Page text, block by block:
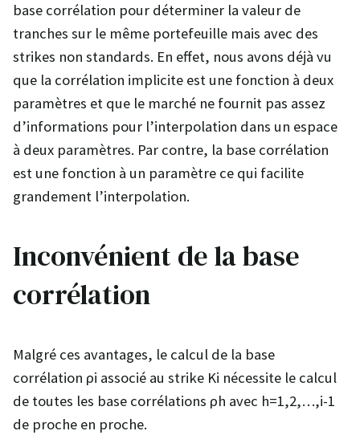
base corrélation pour déterminer la valeur de
tranches sur le même portefeuille mais avec des
strikes non standards. En effet, nous avons déjà vu
que la corrélation implicite est une fonction à deux
paramètres et que le marché ne fournit pas assez
d’informations pour l’interpolation dans un espace
à deux paramètres. Par contre, la base corrélation
est une fonction à un paramètre ce qui facilite
grandement l’interpolation.
Inconvénient de la base
corrélation
Malgré ces avantages, le calcul de la base
corrélation ρi associé au strike Ki nécessite le calcul
de toutes les base corrélations ρh avec h=1,2,…,i-1
de proche en proche.